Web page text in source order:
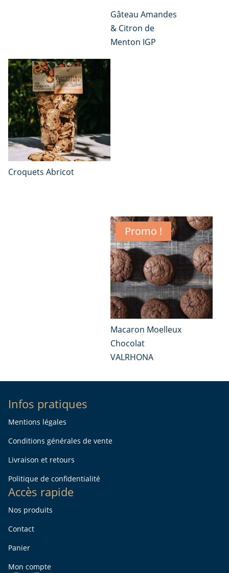
Gâteau Amandes
& Citron de
Menton IGP
Croquets Abricot
Promo !
Macaron Moelleux
Chocolat
VALRHONA
Infos pratiques
Mentions légales
Conditions générales de vente
Livraison et retours
Politique de confidentialité
Accès rapide
Nos produits
Contact
Panier
Mon compte